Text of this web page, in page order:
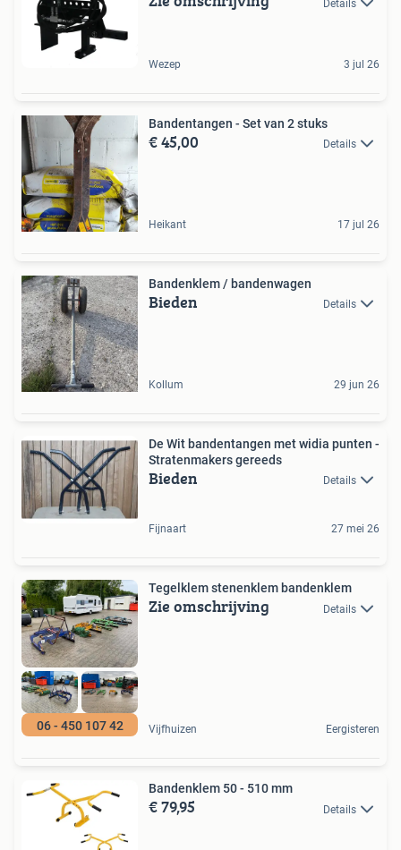
Details
Wezep 3 jul 26
Bandentangen - Set van 2 stuks
€ 45,00 Details
Heikant 17 jul 26
Bandenklem / bandenwagen
Bieden Details
Kollum 29 jun 26
De Wit bandentangen met widia punten -
Stratenmakers gereeds
Bieden Details
Fijnaart 27 mei 26
06 - 450 107 42
Tegelklem stenenklem bandenklem
Zie omschrijving Details
Vijfhuizen Eergisteren
Bandenklem 50 - 510 mm
€ 79,95 Details